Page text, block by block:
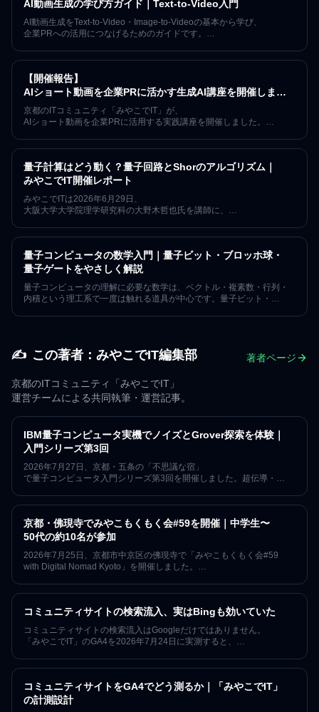
AI動画生成の学び方ガイド｜Text-to-Video入門
AI動画生成をText-to-Video・Image-to-Videoの基本から学び、
企業PRへの活用につなげるためのガイドです。
【開催報告】
AIショート動画を企業PRに活かす生成AI講座を開催しまし
た
京都のITコミュニティ「みやこでIT」が、
AIショート動画を企業PRに活用する実践講座を開催しました。
量子計算はどう動く？量子回路とShorのアルゴリズム｜
みやこでIT開催レポート
みやこでITは2026年6月29日、
大阪大学大学院理学研究科の大野木哲也氏を講師に、
量子コンピュータの数学入門｜量子ビット・ブロッホ球・
量子ゲートをやさしく解説
量子コンピュータの理解に必要な数学は、ベクトル・複素数・行列・
内積という理工系で一度は触れる道具が中心です。量子ビット・
✍️ この著者： みやこでIT編集部 著者ページ
京都のITコミュニティ「みやこでIT」
運営チームによる共同執筆・運営記事。
IBM量子コンピュータ実機でノイズとGrover探索を体験｜
入門シリーズ第3回
2026年7月27日、京都・五条の「不思議な宿」
で量子コンピュータ入門シリーズ第3回を開催しました。超伝導・
京都・佛現寺でみやこもくもく会#59を開催｜中学生〜
50代の約10名が参加
2026年7月25日、京都市中京区の佛現寺で「みやこもくもく会#59
with Digital Nomad Kyoto」を開催しました。
コミュニティサイトの検索流入、実はBingも効いていた
コミュニティサイトの検索流入はGoogleだけではありません。
「みやこでIT」のGA4を2026年7月24日に実測すると、
で観測したこの数字と、AI経由の来訪、そして
「なぜ数値を公開するのか」を、因果を断定せずに記録します。
コミュニティサイトをGA4でどう測るか｜「みやこでIT」
の計測設計